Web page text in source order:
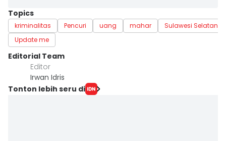
Topics
kriminalitas Pencuri uang mahar
Sulawesi Selatan
Update me
Editorial Team
Editor
Irwan Idris
Tonton lebih seru di